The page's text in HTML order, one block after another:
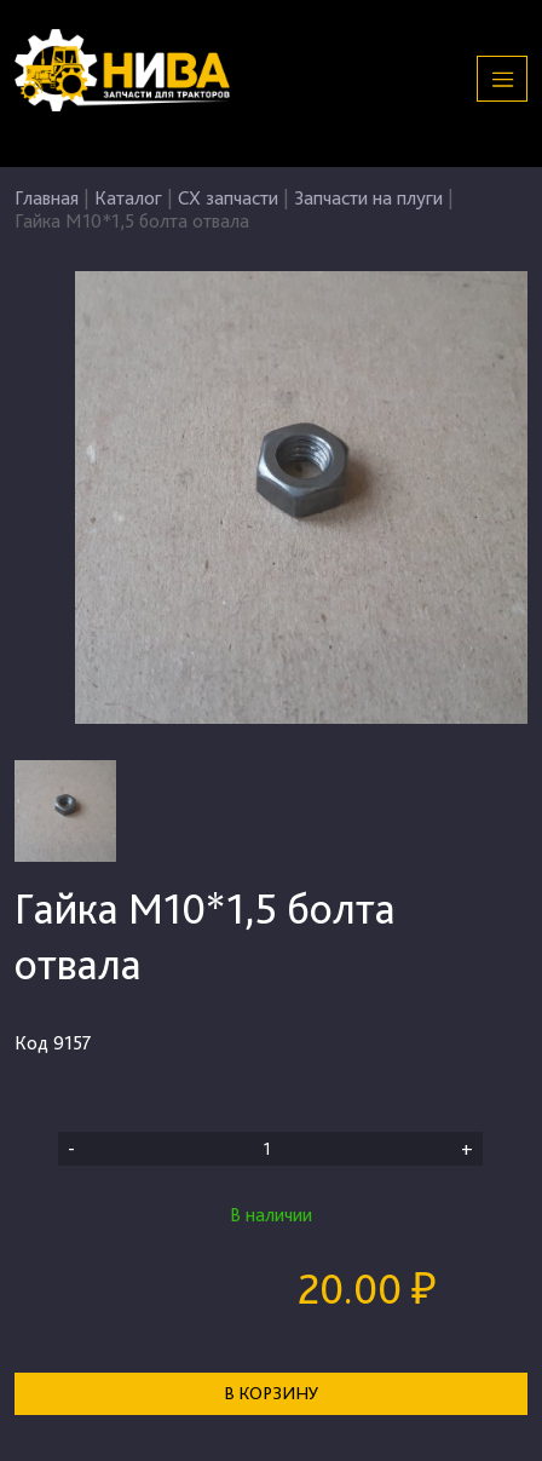
Главная Каталог СХ запчасти Запчасти на плуги
Гайка М10*1,5 болта отвала
Гайка М10*1,5 болта
отвала
Код 9157
- +
В наличии
20.00 ₽
В КОРЗИНУ